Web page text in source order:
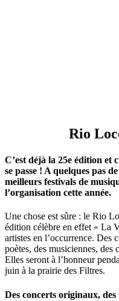
Rio
C’est déjà la 25e édition et
se passe ! A quelques pas
meilleurs festivals de
l’organisation cette année.
Une chose est sûre : le Rio
édition célèbre en effet « La
artistes en l’occurrence. Des
poètes, des musiciennes, des
Elles seront à l’honneur
juin à la prairie des Filtres.
Des concerts originaux, des